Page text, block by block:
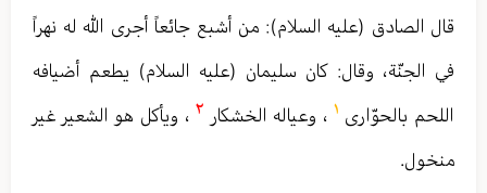
قال الصادق (عليه السلام): من أشبع جائعاً أجرى الله له نهراً
في الجنّة، وقال: كان سليمان (عليه السلام) يطعم أضيافه
اللحم بالحوّاری
، وعياله الخشكار ٢، ويأكل هو الشعير غير
منخول.